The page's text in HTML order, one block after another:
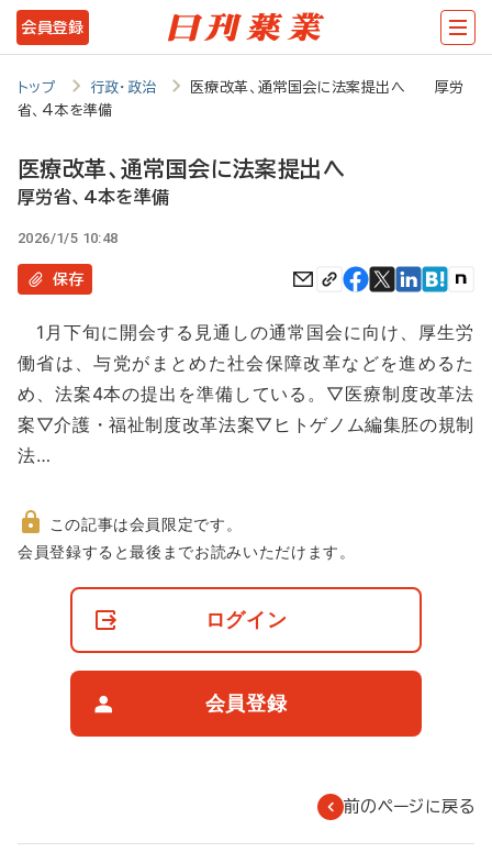
メ
イ
テ
ツ
に
動
会員登録
トップ 行政・政治
医療改革、通常国会に法案提出へ 厚労
省、4本を準備
医療改革、通常国会に法案提出へ
厚労省、4本を準備
2026/1/5 10:48
保存
1月下旬に開会する見通しの通常国会に向け、厚生労
働省は、与党がまとめた社会保障改革などを進めるた
め、法案4本の提出を準備している。▽医療制度改革法
案▽介護・福祉制度改革法案▽ヒトゲノム編集胚の規制
法…
非
この記事は会員限定です。
会員登録すると最後までお読みいただけます。
ログイン
会員登録
前のページに戻る